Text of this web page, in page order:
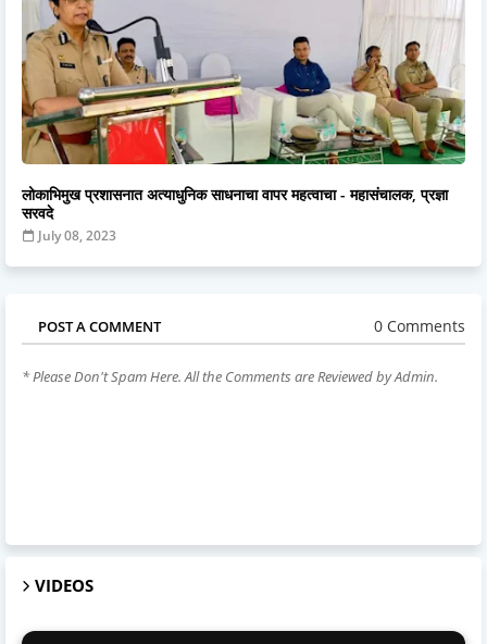
लोकाभिमुख प्रशासनात अत्याधुनिक साधनाचा वापर महत्वाचा - महासंचालक, प्रज्ञा
सरवदे
July 08, 2023
POST A COMMENT 0 Comments
* Please Don't Spam Here. All the Comments are Reviewed by Admin.
VIDEOS